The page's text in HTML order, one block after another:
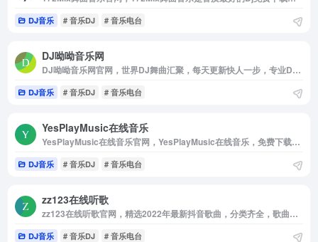
DJ音乐 # 音乐DJ # 音乐电台
DJ呦呦音乐网
DJ呦呦音乐网官网，世界DJ舞曲汇聚，每天更新快人一步，专业DJ团队精心制作好听的串烧，打造车载DJ舞曲，为DJ工作者收录国外DJ舞曲，提供高音质在线试听及MP3免费下载，全方位满足DJ工作者及音乐爱好者的需求
DJ音乐 # 音乐DJ # 音乐电台
YesPlayMusic在线音乐
YesPlayMusic在线音乐官网，YesPlayMusic在线音乐，免费下载付费，vip音乐！
DJ音乐 # 音乐DJ # 音乐电台
zz123在线听歌
zz123在线听歌官网，精选2022年最新抖音歌曲，分类齐全，歌曲数量丰富，更新及时。种子音乐全站收集了经典老歌，欧美流行，中文DJ等期待您的体验。
DJ音乐 # 音乐DJ # 音乐电台